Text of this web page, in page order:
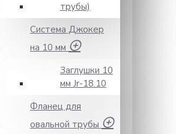
трубы)
Система Джокер
на 10 мм
Заглушки 10
мм Jr-18.10
Фланец для
овальной трубы